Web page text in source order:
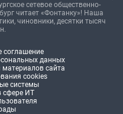
сетевое общественно-
читает «Фонтанку»! Наша
чиновники, десятки тысяч
соглашение
данных
сайта
cookies
системы
сфере ИТ